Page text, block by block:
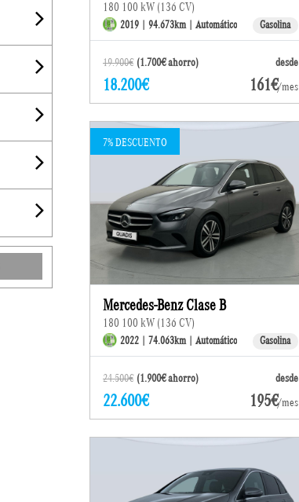
180 100 kW (136 CV)
2019 | 94.673km | Automático Gasolina
19.900€ (1.700€ ahorro) desde
18.200€ 161€/mes
7% DESCUENTO
Mercedes-Benz Clase B
180 100 kW (136 CV)
2022 | 74.063km | Automático Gasolina
24.500€ (1.900€ ahorro) desde
22.600€ 195€/mes